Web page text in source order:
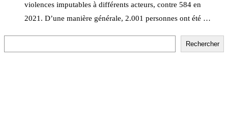
violences imputables à différents acteurs, contre 584 en
2021. D’une manière générale, 2.001 personnes ont été …
Rechercher